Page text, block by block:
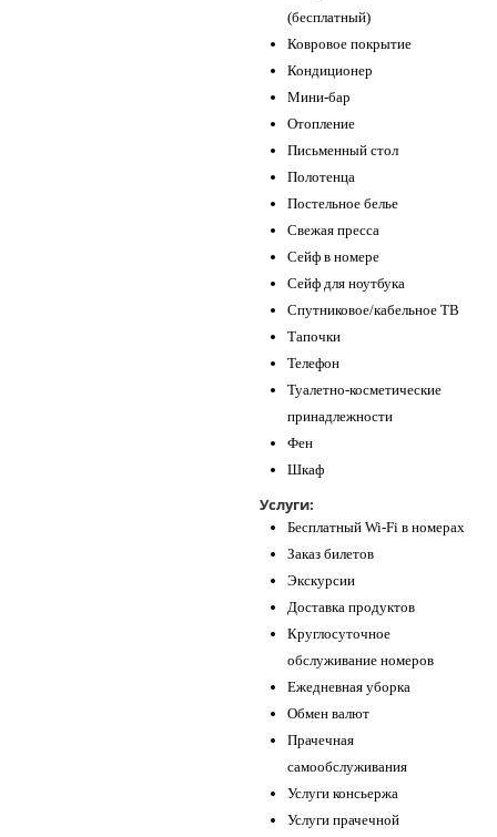
(бесплатный)
Ковровое покрытие
Кондиционер
Мини-бар
Отопление
Письменный стол
Полотенца
Постельное белье
Свежая пресса
Сейф в номере
Сейф для ноутбука
Спутниковое/кабельное ТВ
Тапочки
Телефон
Туалетно-косметические
принадлежности
Фен
Шкаф
Услуги:
Бесплатный Wi-Fi в номерах
Заказ билетов
Экскурсии
Доставка продуктов
Круглосуточное
обслуживание номеров
Ежедневная уборка
Обмен валют
Прачечная
самообслуживания
Услуги консьержа
Услуги прачечной